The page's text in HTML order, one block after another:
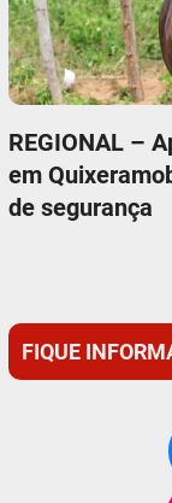
REGIONAL –
em
de segurança
FIQUE